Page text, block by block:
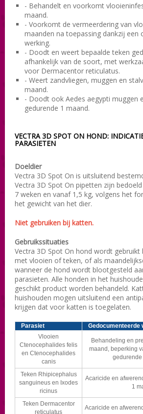
- Behandelt en voorkomt
maand.
- Voorkomt de vermeerdering van
maanden na toepassing dankzij een
werking.
- Doodt en weert bepaalde teken
afhankelijk van de soort, met
voor Dermacentor reticulatus.
- Weert zandvliegen, muggen en
maand.
- Doodt ook Aedes aegypti muggen
gedurende 1 maand.
VECTRA 3D SPOT ON HOND:
PARASIETEN
Doeldier
Vectra 3D Spot On is uitsluitend
Vectra 3D Spot On pipetten zijn
7 weken en vanaf 1,5 kg, volgens het
het gewicht van het dier.
Niet gebruiken bij katten.
Gebruikssituaties
Vectra 3D Spot On hond wordt gebruikt
met vlooien of teken, of als
wanneer de hond wordt blootgesteld
parasieten. Alle honden in het
geschikt product worden behandeld.
huishouden mogen uitsluitend een
krijgen dat voor katten is toegelaten.
Parasiet
Gedocumenteerde
Vlooien
Ctenocephalides felis
en Ctenocephalides
canis
Behandeling en
maand, beperking
Teken Rhipicephalus
sanguineus en Ixodes
ricinus
Acaricide en
1
Teken Dermacentor
reticulatus
Acaricide en